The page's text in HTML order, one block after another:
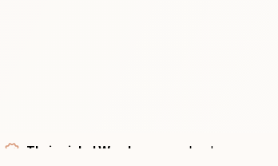
Thuiswinkel Waarborg
verzekerd